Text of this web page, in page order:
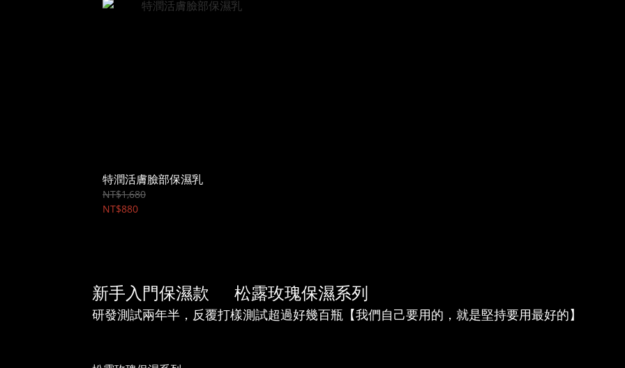
特潤活膚臉部保濕乳
NT$1,680
NT$880
新手入門保濕款 松露玫瑰保濕系列
研發測試兩年半，反覆打樣測試超過好幾百瓶 【我們自己要用的，就是堅持要用最好的】